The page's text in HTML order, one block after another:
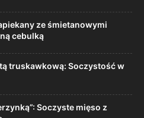
ze śmietanowymi
cebulką
truskawkową: Soczystość w
Soczyste mięso z